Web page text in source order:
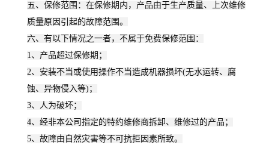
五、保修范围：在保修期内，产品由于生产质量、上次维修
质量原因引起的故障范围。
六、有以下情况之一者，不属于免费保修范围：
1、产品超过保修期；
2、安装不当或使用操作不当造成机器损坏(无水运转、腐
蚀、异物侵入等)；
3、人为破坏；
4、经非本公司指定的特约维修商拆卸、维修过的产品；
5、故障由自然灾害等不可抗拒因素所致。